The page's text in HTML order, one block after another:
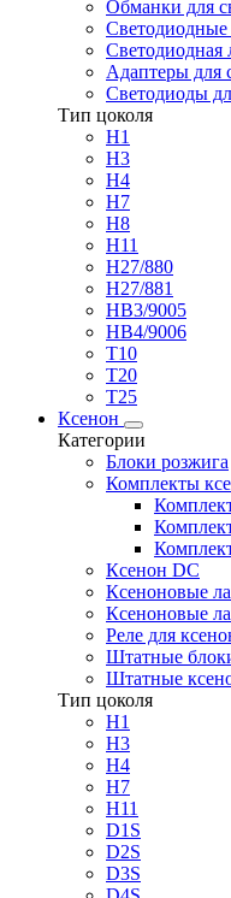
Обманки для
Светодиодная
Адаптеры для
Светодиоды
Тип цоколя
H1
H3
H4
H7
H8
H11
H27/880
H27/881
HB3/9005
HB4/9006
T10
T20
T25
Ксенон
Категории
Блоки розжига
Комплекты
Ксенон DC
Ксеноновые
Ксеноновые
Реле для
Штатные
Штатные
Тип цоколя
H1
H3
H4
H7
H11
D1S
D2S
D3S